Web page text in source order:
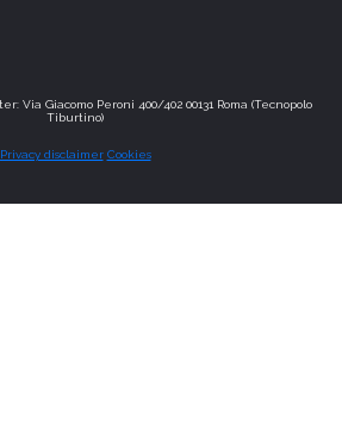
Via Giacomo Peroni 400/402 00131 Roma (Tecnopolo
Tiburtino)
Privacy disclaimer Cookies